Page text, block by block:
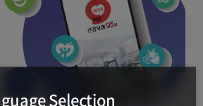
Selection